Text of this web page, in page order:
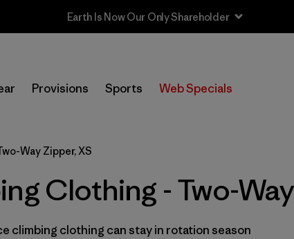
Provisions Sports Web Specials
Filtrar por
Way Zipper, XS
Clothing - Two-
climbing clothing can stay in rotation season